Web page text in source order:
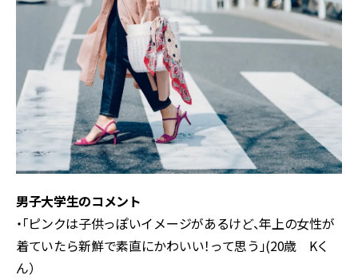
男子大学生のコメント
・「ピンクは子供っぽいイメージがあるけど、年上の女性が
着ていたら新鮮で素直にかわいい！って思う」(20歳 Kく
ん）